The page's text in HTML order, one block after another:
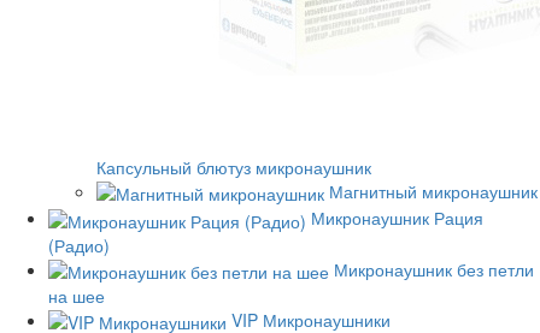
Капсульный блютуз микронаушник
Магнитный микронаушник
Микронаушник Рация
(Радио)
Микронаушник без петли
на шее
VIP Микронаушники